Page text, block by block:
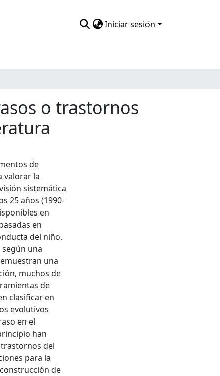
Iniciar sesión
o trastornos
de
valorar la
sistemática
25 años (1990-
en
en
del niño.
una
una
muchos de
de
clasificar en
evolutivos
en el
han
del
para la
de